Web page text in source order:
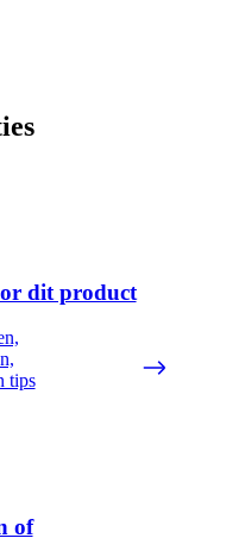
dit product
tips
of